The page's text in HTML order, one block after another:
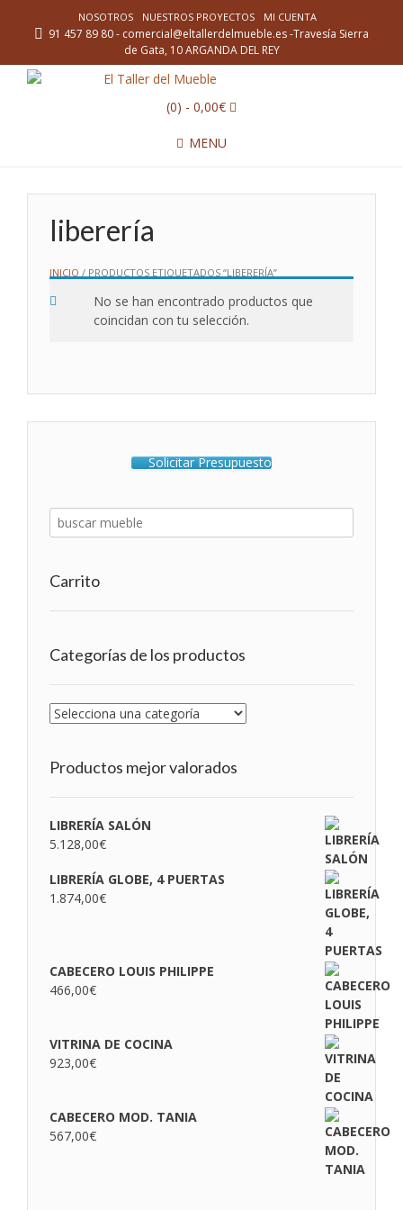
NOSOTROS NUESTROS PROYECTOS MI CUENTA
91 457 89 80 - comercial@eltallerdelmueble.es -Travesía Sierra
de Gata, 10 ARGANDA DEL REY
(0) - 0,00€
MENU
INICIO / PRODUCTOS ETIQUETADOS “LIBERERÍA”
liberería
No se han encontrado productos que
coincidan con tu selección.
Solicitar Presupuesto
Carrito
Categorías de los productos
Productos mejor valorados
LIBRERÍA SALÓN
5.128,00€
LIBRERÍA GLOBE, 4 PUERTAS
1.874,00€
CABECERO LOUIS PHILIPPE
466,00€
VITRINA DE COCINA
923,00€
CABECERO MOD. TANIA
567,00€